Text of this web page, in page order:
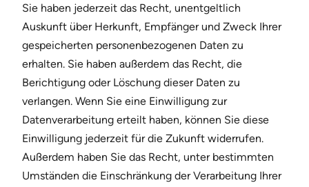
Sie haben jederzeit das Recht, unentgeltlich
Auskunft über Herkunft, Empfänger und Zweck Ihrer
gespeicherten personenbezogenen Daten zu
erhalten. Sie haben außerdem das Recht, die
Berichtigung oder Löschung dieser Daten zu
verlangen. Wenn Sie eine Einwilligung zur
Datenverarbeitung erteilt haben, können Sie diese
Einwilligung jederzeit für die Zukunft widerrufen.
Außerdem haben Sie das Recht, unter bestimmten
Umständen die Einschränkung der Verarbeitung Ihrer